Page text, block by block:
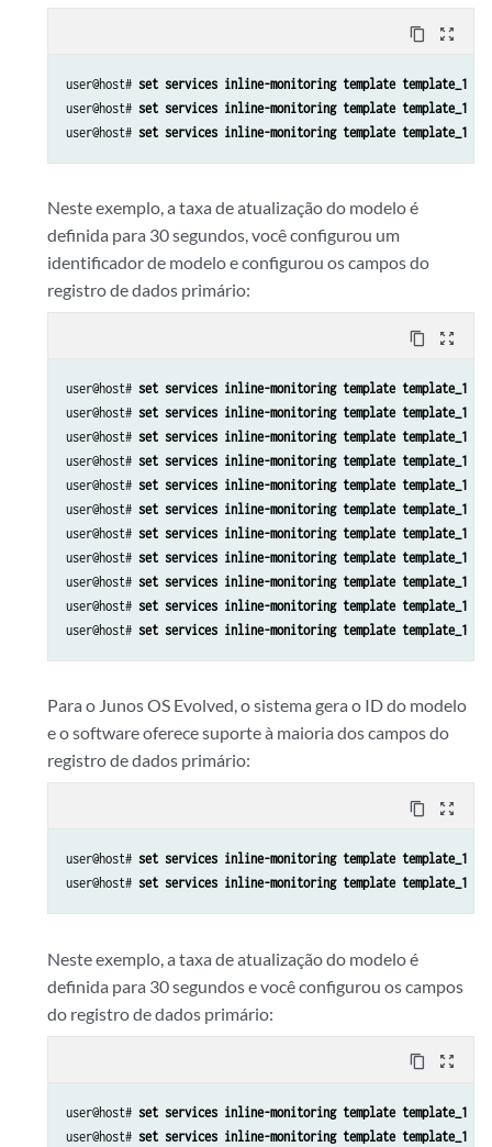
content_copy zoom_out_map
user@host# set services inline-monitoring template template_1
user@host# set services inline-monitoring template template_1
user@host# set services inline-monitoring template template_1
Neste exemplo, a taxa de atualização do modelo é
definida para 30 segundos, você configurou um
identificador de modelo e configurou os campos do
registro de dados primário:
content_copy zoom_out_map
user@host# set services inline-monitoring template template_1
user@host# set services inline-monitoring template template_1
user@host# set services inline-monitoring template template_1
user@host# set services inline-monitoring template template_1
user@host# set services inline-monitoring template template_1
user@host# set services inline-monitoring template template_1
user@host# set services inline-monitoring template template_1
user@host# set services inline-monitoring template template_1
user@host# set services inline-monitoring template template_1
user@host# set services inline-monitoring template template_1
user@host# set services inline-monitoring template template_1
Para o Junos OS Evolved, o sistema gera o ID do modelo
e o software oferece suporte à maioria dos campos do
registro de dados primário:
content_copy zoom_out_map
user@host# set services inline-monitoring template template_1
user@host# set services inline-monitoring template template_1
Neste exemplo, a taxa de atualização do modelo é
definida para 30 segundos e você configurou os campos
do registro de dados primário:
content_copy zoom_out_map
user@host# set services inline-monitoring template template_1
user@host# set services inline-monitoring template template_1